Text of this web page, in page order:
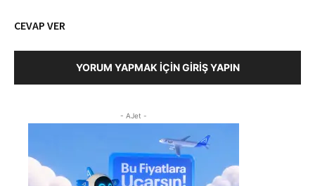
CEVAP VER
YORUM YAPMAK İÇIN GIRIŞ YAPIN
- AJet -